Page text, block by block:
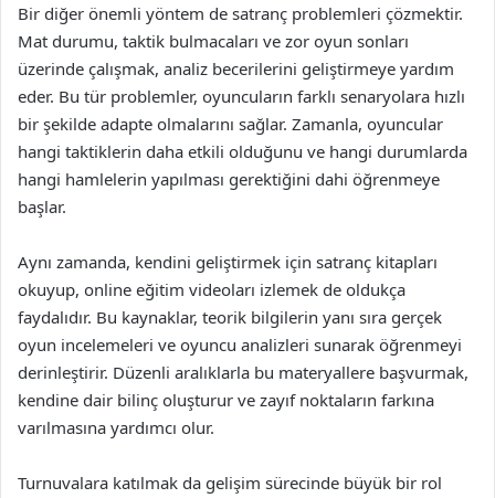
Bir diğer önemli yöntem de satranç problemleri çözmektir.
Mat durumu, taktik bulmacaları ve zor oyun sonları
üzerinde çalışmak, analiz becerilerini geliştirmeye yardım
eder. Bu tür problemler, oyuncuların farklı senaryolara hızlı
bir şekilde adapte olmalarını sağlar. Zamanla, oyuncular
hangi taktiklerin daha etkili olduğunu ve hangi durumlarda
hangi hamlelerin yapılması gerektiğini dahi öğrenmeye
başlar.
Aynı zamanda, kendini geliştirmek için satranç kitapları
okuyup, online eğitim videoları izlemek de oldukça
faydalıdır. Bu kaynaklar, teorik bilgilerin yanı sıra gerçek
oyun incelemeleri ve oyuncu analizleri sunarak öğrenmeyi
derinleştirir. Düzenli aralıklarla bu materyallere başvurmak,
kendine dair bilinç oluşturur ve zayıf noktaların farkına
varılmasına yardımcı olur.
Turnuvalara katılmak da gelişim sürecinde büyük bir rol